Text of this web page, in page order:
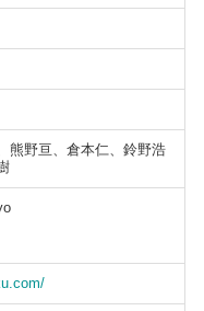
熊野亘、倉本仁、鈴野浩